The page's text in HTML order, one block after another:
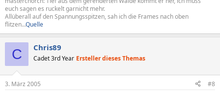
euch sagen es ruckelt garnicht mehr.
Allüberall auf den Spannungsspitzen, sah ich die Frames nach oben
flitzen...Quelle
C Chris89
Cadet 3rd Year Ersteller dieses Themas
3. März 2005 #8